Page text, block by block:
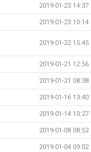
2019-01-23 14:37
2019-01-23 10:14
2019-01-22 15:45
2019-01-21 12:56
2019-01-21 08:38
2019-01-16 13:40
2019-01-14 10:27
2019-01-08 08:52
2019-01-04 09:02